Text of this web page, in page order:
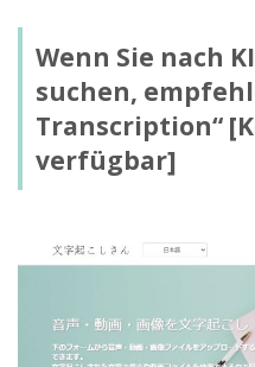
Wenn Sie nach
suchen,
Transcription“
verfügbar]